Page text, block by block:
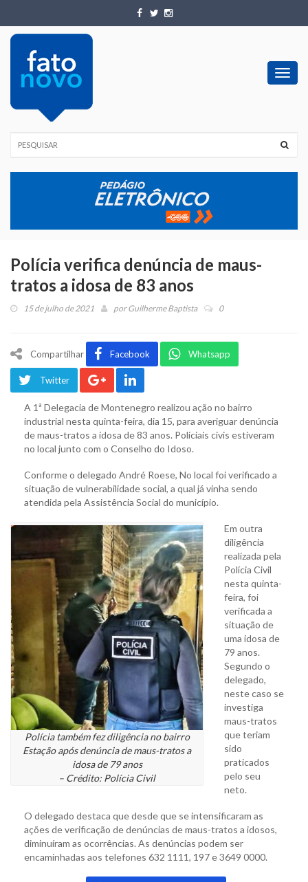
Polícia verifica denúncia de maus-
tratos a idosa de 83 anos
15 de julho de 2021 porGuilherme Baptista 0
Compartilhar Facebook Whatsapp
Twitter
A 1ª Delegacia de Montenegro realizou ação no bairro
industrial nesta quinta-feira, dia 15, para averiguar denúncia
de maus-tratos a idosa de 83 anos. Policiais civis estiveram
no local junto com o Conselho do Idoso.
Conforme o delegado André Roese, No local foi verificado a
situação de vulnerabilidade social, a qual já vinha sendo
atendida pela Assistência Social do município.
Polícia também fez diligência no bairro
Estação após denúncia de maus-tratos a
idosa de 79 anos
– Crédito: Polícia Civil
Em outra
diligência
realizada pela
Polícia Civil
nesta quinta-
feira, foi
verificada a
situação de
uma idosa de
79 anos.
Segundo o
delegado,
neste caso se
investiga
maus-tratos
que teriam
sido
praticados
pelo seu
neto.
O delegado destaca que desde que se intensificaram as
ações de verificação de denúncias de maus-tratos a idosos,
diminuíram as ocorrências. As denúncias podem ser
encaminhadas aos telefones 632 1111, 197 e 3649 0000.